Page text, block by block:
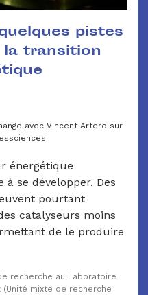
pistes
transition
avec Vincent Artero sur
énergétique
se développer. Des
pourtant
catalyseurs moins
de le produire
recherche au Laboratoire
(Unité mixte de recherche